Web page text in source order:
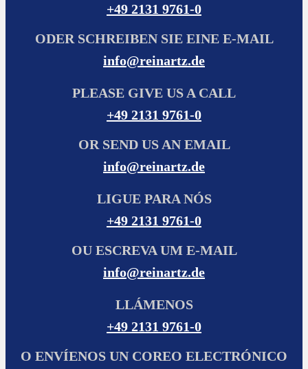
+49 2131 9761-0
ODER SCHREIBEN SIE EINE E-MAIL
info@reinartz.de
PLEASE GIVE US A CALL
+49 2131 9761-0
OR SEND US AN EMAIL
info@reinartz.de
LIGUE PARA NÓS
+49 2131 9761-0
OU ESCREVA UM E-MAIL
info@reinartz.de
LLÁMENOS
+49 2131 9761-0
O ENVÍENOS UN COREO ELECTRÓNICO